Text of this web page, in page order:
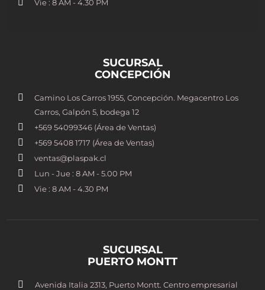
Vie : 8 AM - 4.30 PM
SUCURSAL
CONCEPCIÓN
Camino Los Carros 1955, Concepción. Megacentro Los
Carros, Galpón 5, bodega 12
+569 54099346 (Área de Ventas)
+569 5408 1717 (Área de Ventas)
ventas@plaspak.cl
Lun - Jue : 8 AM - 5.00 PM
Vie : 8 AM - 4.30 PM
SUCURSAL
PUERTO MONTT
Avenida Italia 2313, Puerto Montt. Centro empresarial